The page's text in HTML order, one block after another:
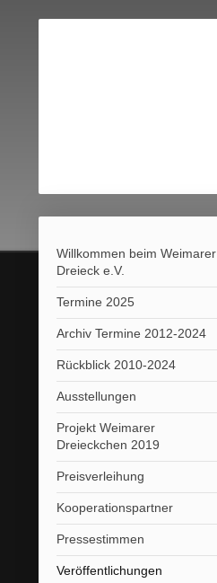
Willkommen beim Weimarer
Dreieck e.V.
Termine 2025
Archiv Termine 2012-2024
Rückblick 2010-2024
Ausstellungen
Projekt Weimarer
Dreieckchen 2019
Preisverleihung
Kooperationspartner
Pressestimmen
Veröffentlichungen